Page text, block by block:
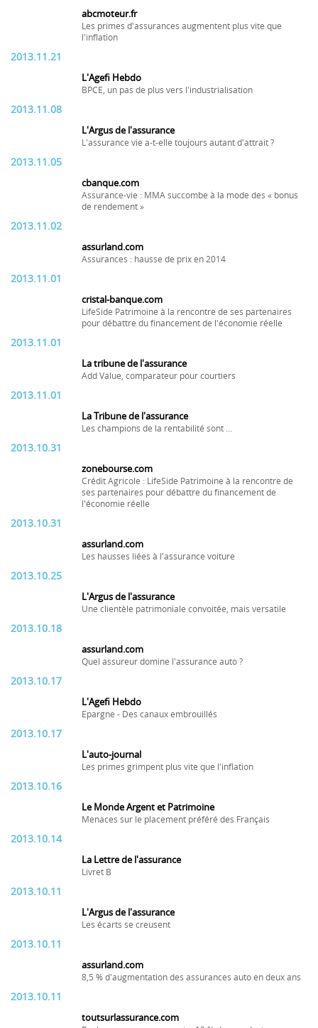
abcmoteur.fr
Les primes d'assurances augmentent plus vite que
l'inflation
2013.11.21
L'Agefi Hebdo
BPCE, un pas de plus vers l'industrialisation
2013.11.08
L'Argus de l'assurance
L'assurance vie a-t-elle toujours autant d'attrait ?
2013.11.05
cbanque.com
Assurance-vie : MMA succombe à la mode des « bonus
de rendement »
2013.11.02
assurland.com
Assurances : hausse de prix en 2014
2013.11.01
cristal-banque.com
LifeSide Patrimoine à la rencontre de ses partenaires
pour débattre du financement de l'économie réelle
2013.11.01
La tribune de l'assurance
Add Value, comparateur pour courtiers
2013.11.01
La Tribune de l'assurance
Les champions de la rentabilité sont ...
2013.10.31
zonebourse.com
Crédit Agricole : LifeSide Patrimoine à la rencontre de
ses partenaires pour débattre du financement de
l'économie réelle
2013.10.31
assurland.com
Les hausses liées à l'assurance voiture
2013.10.25
L'Argus de l'assurance
Une clientèle patrimoniale convoitée, mais versatile
2013.10.18
assurland.com
Quel assureur domine l'assurance auto ?
2013.10.17
L'Agefi Hebdo
Epargne - Des canaux embrouillés
2013.10.17
L'auto-journal
Les primes grimpent plus vite que l'inflation
2013.10.16
Le Monde Argent et Patrimoine
Menaces sur le placement préféré des Français
2013.10.14
La Lettre de l'assurance
Livret B
2013.10.11
L'Argus de l'assurance
Les écarts se creusent
2013.10.11
assurland.com
8,5 % d'augmentation des assurances auto en deux ans
2013.10.11
toutsurlassurance.com